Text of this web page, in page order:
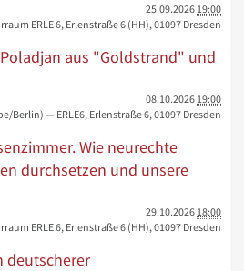
25.09.2026 19:00
ERLE 6, Erlenstraße 6 (HH), 01097 Dresden
aus "Goldstrand" und
08.10.2026 19:00
Berlin)— ERLE6, Erlenstraße 6, 01097 Dresden
Wie neurechte
durchsetzen und unsere
29.10.2026 18:00
ERLE 6, Erlenstraße 6 (HH), 01097 Dresden
deutscherer